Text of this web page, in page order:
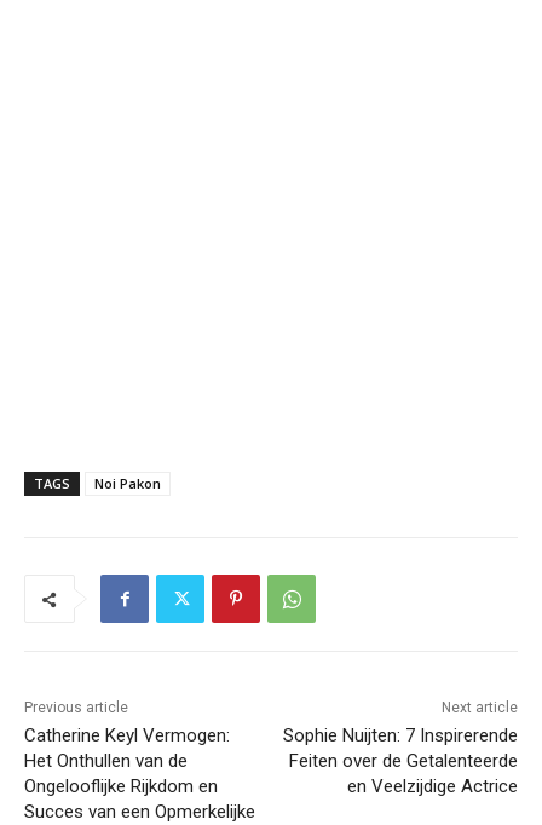
TAGS Noi Pakon
Previous article
Catherine Keyl Vermogen:
Het Onthullen van de
Ongelooflijke Rijkdom en
Succes van een Opmerkelijke
Next article
Sophie Nuijten: 7 Inspirerende
Feiten over de Getalenteerde
en Veelzijdige Actrice